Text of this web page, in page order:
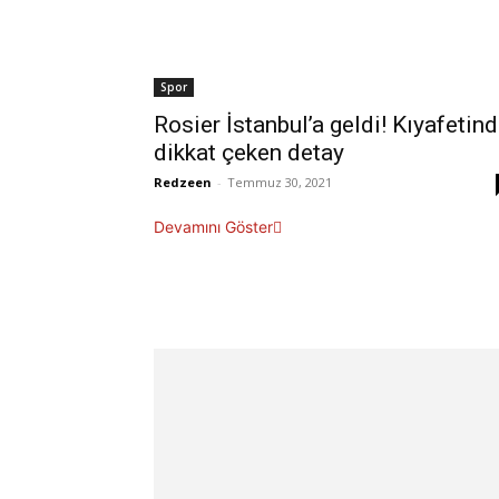
Spor
Rosier İstanbul’a geldi!
dikkat çeken detay
Redzeen - Temmuz 30, 2021
Devamını Göster